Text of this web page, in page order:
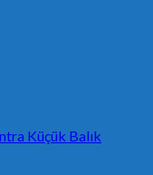
Küçük Balık